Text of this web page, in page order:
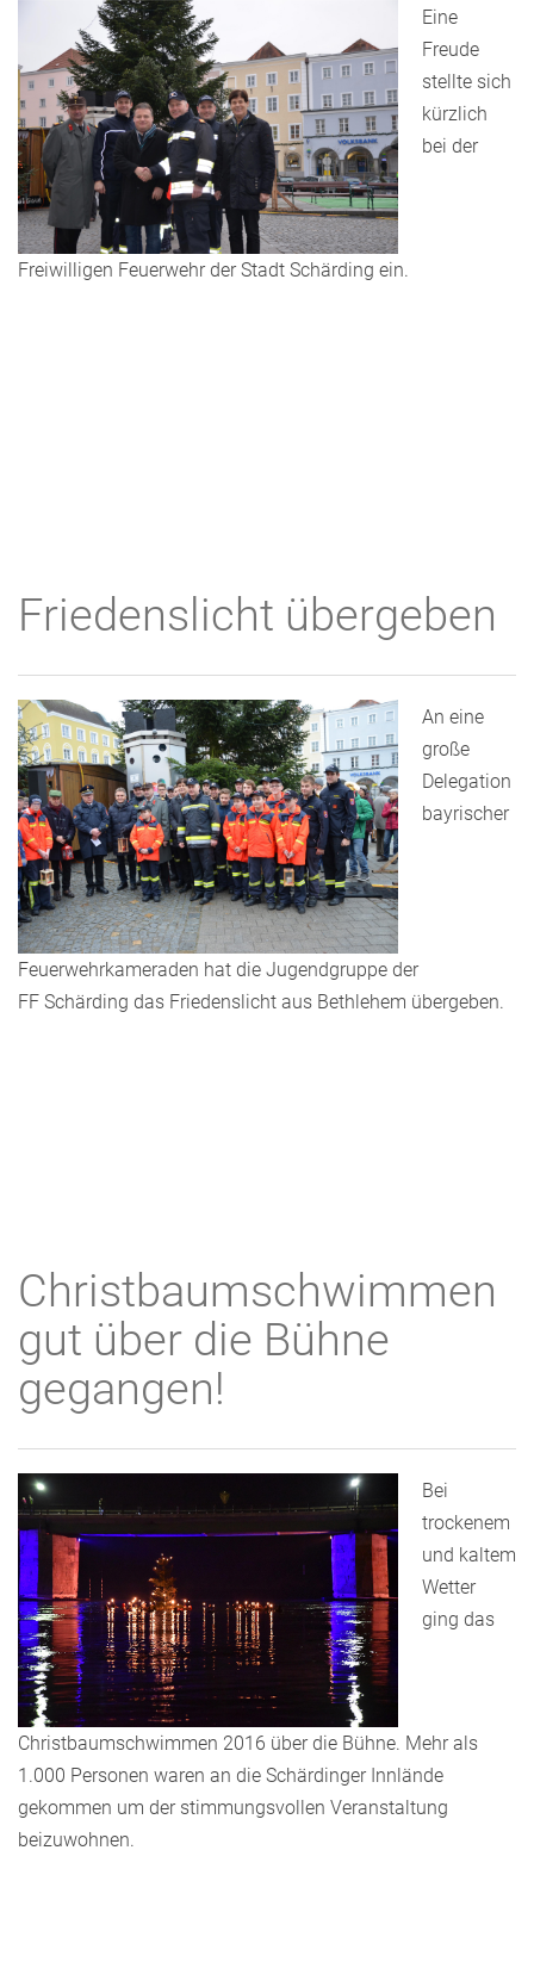
Eine
Freude
stellte sich
kürzlich
bei der
Freiwilligen Feuerwehr der Stadt Schärding ein.
Friedenslicht übergeben
An eine
große
Delegation
bayrischer
Feuerwehrkameraden hat die Jugendgruppe der
FF Schärding das Friedenslicht aus Bethlehem übergeben.
Christbaumschwimmen
gut über die Bühne
gegangen!
Bei
trockenem
und kaltem
Wetter
ging das
Christbaumschwimmen 2016 über die Bühne. Mehr als
1.000 Personen waren an die Schärdinger Innlände
gekommen um der stimmungsvollen Veranstaltung
beizuwohnen.